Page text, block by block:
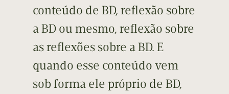
conteúdo de BD, reflexão sobre
a BD ou mesmo, reflexão sobre
as reflexões sobre a BD. E
quando esse conteúdo vem
sob forma ele próprio de BD,